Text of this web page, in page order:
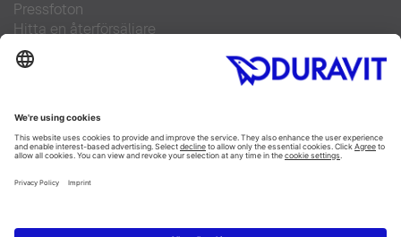
Pressfoton
Hitta en återförsäljare
FAQs
Facebook
Instagram
Pinterest
Flickr